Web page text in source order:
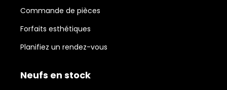
Commande de pièces
Forfaits esthétiques
Planifiez un rendez-vous
Neufs en stock